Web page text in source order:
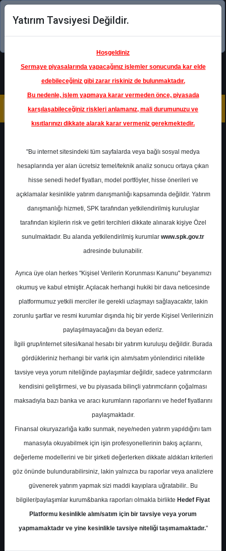
Şimdi uygulamayı indirin!
DOAS- DOĞUŞ OTOMOTİV
SERVİS VE TİCARET A.Ş.
Hedef Fiyat 279.84 ₺
Getiri
%0.00
1 0
En Yüksek Tahmin
Ortalama Fiyat Tahmini
Ortalama Getiri Potansiyeli
Kurum Sayısı
14
5 6
Paralel
Get.
1
Üstü Get.
2
Yatırım Tavsiyesi Değildir.
Hoşgeldiniz
Sermaye piyasalarında yapacağınız işlemler sonucunda kar elde
edebileceğiniz gibi zarar riskiniz de bulunmaktadır.
Bu nedenle, işlem yapmaya karar vermeden önce, piyasada
karşılaşabileceğiniz riskleri anlamanız, mali durumunuzu ve
kısıtlarınızı dikkate alarak karar vermeniz gerekmektedir.
"Bu internet sitesindeki tüm sayfalarda veya bağlı sosyal medya
hesaplarında yer alan ücretsiz temel/teknik analiz sonucu ortaya çıkan
hisse senedi hedef fiyatları, model portföyler, hisse önerileri ve
açıklamalar kesinlikle yatırım danışmanlığı kapsamında değildir. Yatırım
danışmanlığı hizmeti, SPK tarafından yetkilendirilmiş kuruluşlar
tarafından kişilerin risk ve getiri tercihleri dikkate alınarak kişiye Özel
sunulmaktadır. Bu alanda yetkilendirilmiş kurumlar www.spk.gov.tr
adresinde bulunabilir.
Ayrıca üye olan herkes "Kişisel Verilerin Korunması Kanunu" beyanımızı
okumuş ve kabul etmiştir. Açılacak herhangi hukiki bir dava neticesinde
platformumuz yetkili merciler ile gerekli uzlaşmayı sağlayacaktır, lakin
zorunlu şartlar ve resmi kurumlar dışında hiç bir yerde Kişisel Verilerinizin
paylaşılmayacağını da beyan ederiz.
İlgili grup/internet sitesi/kanal hesabı bir yatırım kuruluşu değildir. Burada
gördükleriniz herhangi bir varlık için alım/satım yönlendirici nitelikte
tavsiye veya yorum niteliğinde paylaşımlar değildir, sadece yatırımcıların
kendisini geliştirmesi, ve bu piyasada bilinçli yatırımcıların çoğalması
maksadıyla bazı banka ve aracı kurumların raporlarını ve hedef fiyatlarını
paylaşmaktadır.
Finansal okuryazarlığa katkı sunmak, neye/neden yatırım yapıldığını tam
manasıyla okuyabilmek için işin profesyonellerinin bakış açılarını,
değerleme modellerini ve bir şirketi değerlerken dikkate aldıkları kriterleri
göz önünde bulundurabilirsiniz, lakin yalnızca bu raporlar veya analizlere
güvenerek yatırım yapmak sizi maddi kayıplara uğratabilir.. Bu
bilgiler/paylaşımlar kurum&banka raporları olmakla birlikte Hedef Fiyat
Platformu kesinlikle alım/satım için bir tavsiye veya yorum
yapmamaktadır ve yine kesinlikle tavsiye niteliği taşımamaktadır."